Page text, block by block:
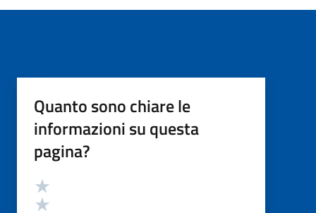
Quanto sono chiare le
informazioni su questa
pagina?
Valutazione